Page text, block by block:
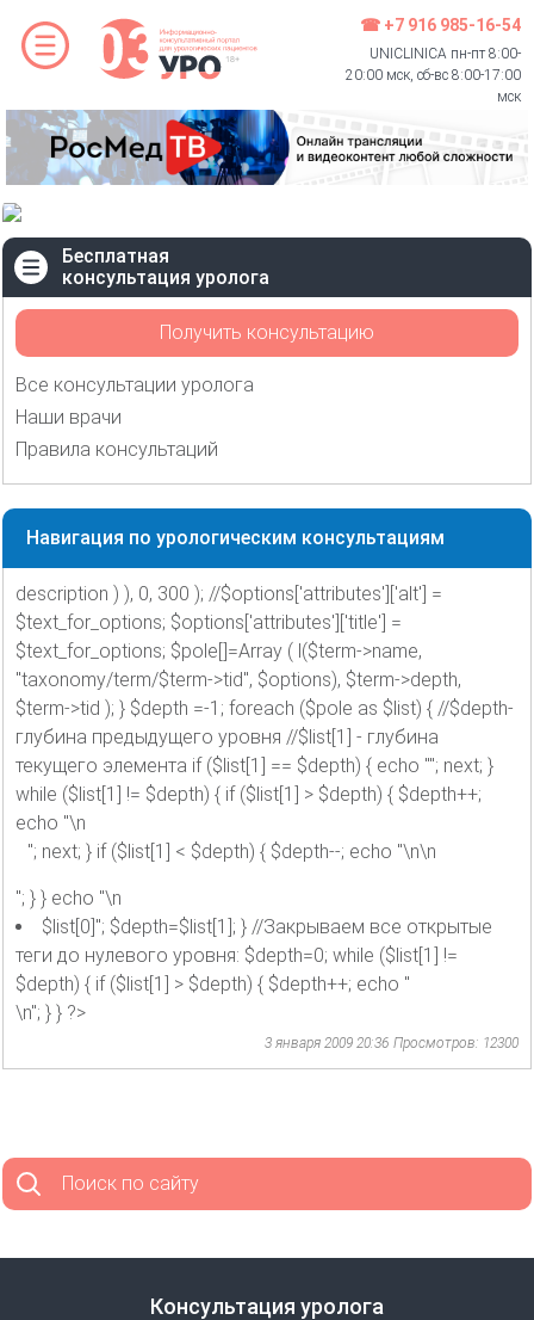
☎ +7 916 985-16-54
UNICLINICA пн-пт 8:00-
20:00 мск, сб-вс 8:00-17:00
мск
Бесплатная
консультация уролога
Получить консультацию
Все консультации уролога
Наши врачи
Правила консультаций
Навигация по урологическим консультациям
description ) ), 0, 300 ); //$options['attributes']['alt'] =
$text_for_options; $options['attributes']['title'] =
$text_for_options; $pole[]=Array ( l($term->name,
"taxonomy/term/$term->tid", $options), $term->depth,
$term->tid ); } $depth =-1; foreach ($pole as $list) { //$depth-
глубина предыдущего уровня //$list[1] - глубина
текущего элемента if ($list[1] == $depth) { echo ""; next; }
while ($list[1] != $depth) { if ($list[1] > $depth) { $depth++;
echo "\n
"; next; } if ($list[1] < $depth) { $depth--; echo "\n\n
"; } } echo "\n
$list[0]"; $depth=$list[1]; } //Закрываем все открытые
теги до нулевого уровня: $depth=0; while ($list[1] !=
$depth) { if ($list[1] > $depth) { $depth++; echo "
\n"; } } ?>
3 января 2009 20:36 Просмотров: 12300
Поиск по сайту
Консультация уролога